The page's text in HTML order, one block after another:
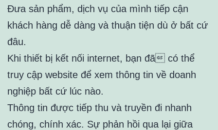
Đưa sản phẩm, dịch vụ của mình tiếp cận
khách hàng dễ dàng và thuận tiện dù ở bất cứ
đâu.
Khi thiết bị kết nối internet, bạn đã có thể
truy cập website để xem thông tin về doanh
nghiệp bất cứ lúc nào.
Thông tin được tiếp thu và truyền đi nhanh
chóng, chính xác. Sự phản hồi qua lại giữa